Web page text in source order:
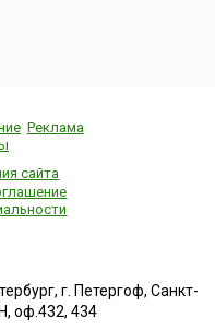
Реклама
сайта
г. Петергоф, Санкт-
оф.432, 434